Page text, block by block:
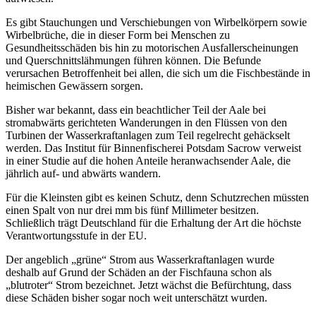
Es gibt Stauchungen und Verschiebungen von Wirbelkörpern sowie
Wirbelbrüche, die in dieser Form bei Menschen zu
Gesundheitsschäden bis hin zu motorischen Ausfallerscheinungen
und Querschnittslähmungen führen können. Die Befunde
verursachen Betroffenheit bei allen, die sich um die Fischbestände in
heimischen Gewässern sorgen.
Bisher war bekannt, dass ein beachtlicher Teil der Aale bei
stromabwärts gerichteten Wanderungen in den Flüssen von den
Turbinen der Wasserkraftanlagen zum Teil regelrecht gehäckselt
werden. Das Institut für Binnenfischerei Potsdam Sacrow verweist
in einer Studie auf die hohen Anteile heranwachsender Aale, die
jährlich auf- und abwärts wandern.
Für die Kleinsten gibt es keinen Schutz, denn Schutzrechen müssten
einen Spalt von nur drei mm bis fünf Millimeter besitzen.
Schließlich trägt Deutschland für die Erhaltung der Art die höchste
Verantwortungsstufe in der EU.
Der angeblich „grüne“ Strom aus Wasserkraftanlagen wurde
deshalb auf Grund der Schäden an der Fischfauna schon als
„blutroter“ Strom bezeichnet. Jetzt wächst die Befürchtung, dass
diese Schäden bisher sogar noch weit unterschätzt wurden.